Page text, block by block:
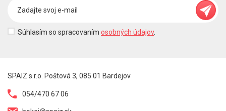
Súhlasím so spracovaním osobných údajov.
SPAIZ s.r.o. Poštová 3, 085 01 Bardejov
054/470 67 06